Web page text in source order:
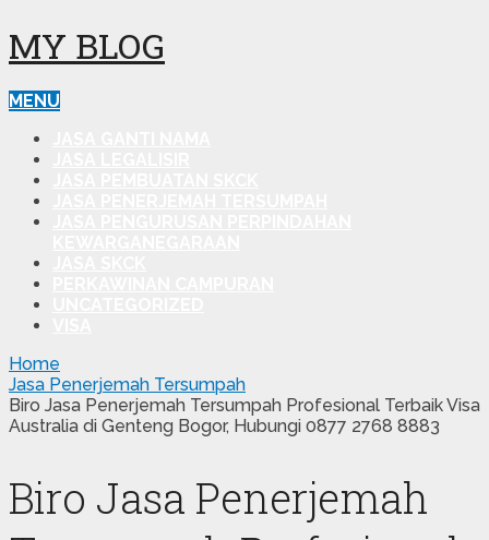
MY BLOG
MENU
Home
Jasa Penerjemah Tersumpah
Biro Jasa Penerjemah Tersumpah Profesional Terbaik Visa
Australia di Genteng Bogor, Hubungi 0877 2768 8883
Biro Jasa Penerjemah